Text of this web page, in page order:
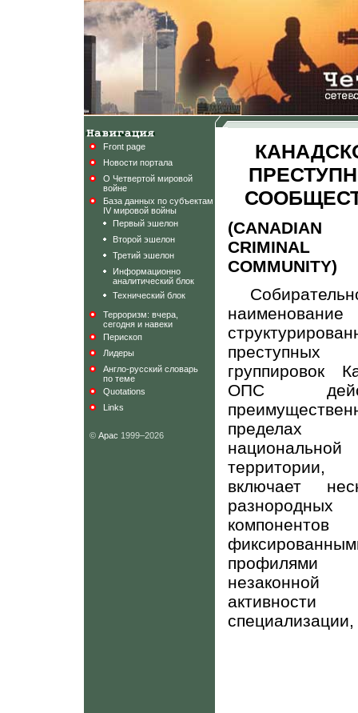
Front page
Новости портала
О Четвертой мировой
войне
База данных по субъектам
IV мировой войны
Первый эшелон
Второй эшелон
Третий эшелон
Информационно
аналитический блок
Технический блок
Терроризм: вчера,
сегодня и навеки
Перископ
Лидеры
Англо-русский словарь
по теме
Quotations
Links
© Арас 1999–2026
(CANADIAN
CRIMINAL
COMMUNITY)
наименование
преступных
группировок
ОПС
пределах
национальной
включает
разнородных
профилями
незаконной
специализации,